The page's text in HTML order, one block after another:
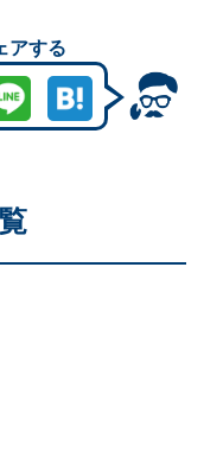
シェアする